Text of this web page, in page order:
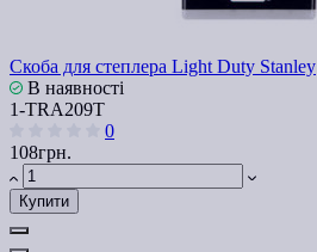
Скоба для степлера Light Duty Stanley
В наявності
1-TRA209T
0
108грн.
Купити